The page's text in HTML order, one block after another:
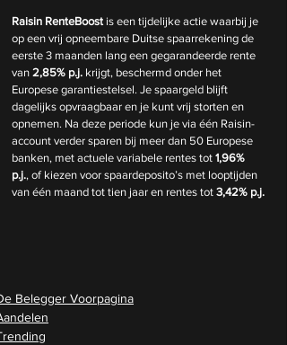
Raisin RenteBoost is een tijdelijke actie waarbij je
op een vrij opneembare Duitse spaarrekening de
eerste 3 maanden lang een gegarandeerde rente
van 2,85% p.j. krijgt, beschermd onder het
Europese garantiestelsel. Je spaargeld blijft
dagelijks opvraagbaar en je kunt vrij storten en
opnemen. Na deze periode kun je via één Raisin-
account verder sparen bij meer dan 50 Europese
banken, met actuele variabele rentes tot 1,96%
p.j., of kiezen voor spaardeposito’s met looptijden
van één maand tot tien jaar en rentes tot 3,42% p.j.
Belegger Voorpagina